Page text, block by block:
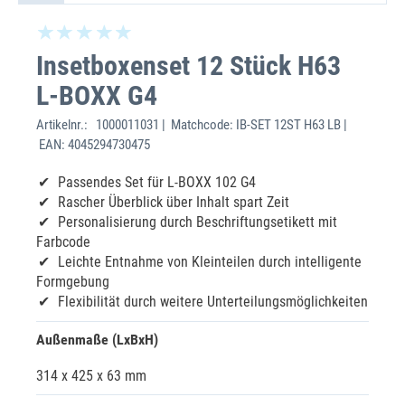
Insetboxenset 12 Stück H63
L-BOXX G4
Artikelnr.:
1000011031 | Matchcode: IB-SET 12ST H63 LB |
EAN: 4045294730475
Passendes Set für L-BOXX 102 G4
Rascher Überblick über Inhalt spart Zeit
Personalisierung durch Beschriftungsetikett mit
Farbcode
Leichte Entnahme von Kleinteilen durch intelligente
Formgebung
Flexibilität durch weitere Unterteilungsmöglichkeiten
Außenmaße (LxBxH)
314 x 425 x 63 mm